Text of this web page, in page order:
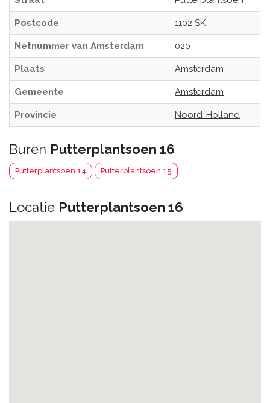
Postcode 1102 SK
Netnummer van Amsterdam 020
Plaats Amsterdam
Gemeente Amsterdam
Provincie Noord-Holland
Buren Putterplantsoen 16
Putterplantsoen 14 Putterplantsoen 15
Locatie Putterplantsoen 16